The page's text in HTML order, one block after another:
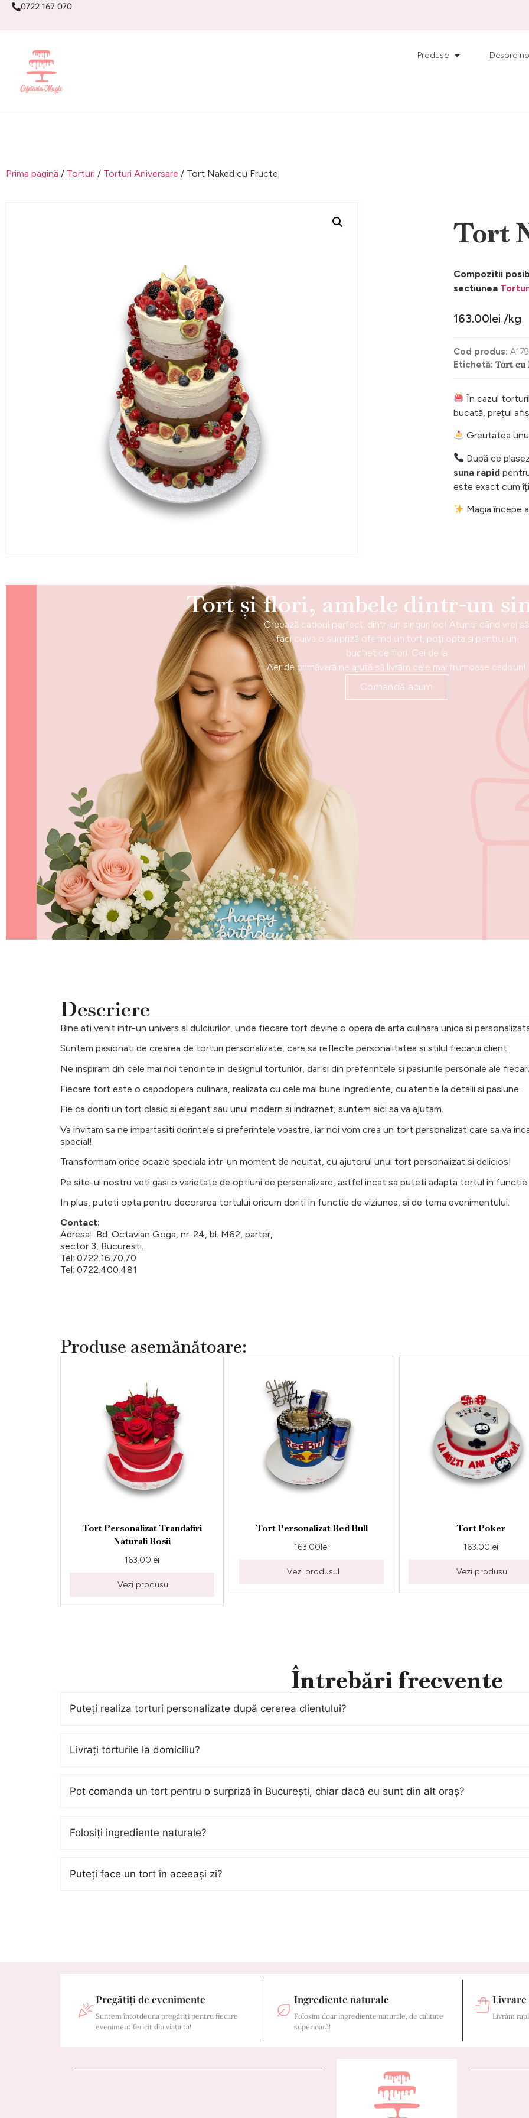
0722 167 070
Produse Despre
Prima pagină / Torturi / Torturi Aniversare / Tort Naked cu Fructe
Tort
Compozitii
sectiunea
163.00lei /kg
Cod produs:A179
Etichetă: Tort cu
În cazul
bucată, prețul
Greutatea
După ce
suna rapid
este exact cum
Magia începe
Tort și flori, ambele dintr-un
Creează cadoul perfect, dintr-un singur loc! Atunci când vrei să
faci cuiva o surpriză oferind un tort, poți opta și pentru un
buchet de flori. Cei de la
Aer de primăvară ne ajută să livrăm cele mai frumoase cadouri!
Comandă acum
Descriere
Bine ati venit intr-un univers al dulciurilor, unde fiecare tort devine o opera de arta culinara unica si
Suntem pasionati de crearea de torturi personalizate, care sa reflecte personalitatea si stilul fiecarui client.
Ne inspiram din cele mai noi tendinte in designul torturilor, dar si din preferintele si pasiunile personale ale
Fiecare tort este o capodopera culinara, realizata cu cele mai bune ingrediente, cu atentie la detalii si pasiune.
Fie ca doriti un tort clasic si elegant sau unul modern si indraznet, suntem aici sa va ajutam.
Va invitam sa ne impartasiti dorintele si preferintele voastre, iar noi vom crea un tort personalizat care sa va
special!
Transformam orice ocazie speciala intr-un moment de neuitat, cu ajutorul unui tort personalizat si delicios!
Pe site-ul nostru veti gasi o varietate de optiuni de personalizare, astfel incat sa puteti adapta tortul in
In plus, puteti opta pentru decorarea tortului oricum doriti in functie de viziunea, si de tema evenimentului.
Contact:
Adresa: Bd. Octavian Goga, nr. 24, bl. M62, parter,
sector 3, Bucuresti.
Tel: 0722.16.70.70
Tel: 0722.400.481
Produse asemănătoare:
Tort Personalizat Trandafiri
Naturali Rosii
163.00lei
Vezi produsul
Tort Personalizat Red Bull
163.00lei
Vezi produsul
Tort Poker
163.00lei
Vezi produsul
Întrebări frecvente
Puteți realiza torturi personalizate după cererea clientului?
Livrați torturile la domiciliu?
Pot comanda un tort pentru o surpriză în București, chiar dacă eu sunt din alt oraș?
Folosiți ingrediente naturale?
Puteți face un tort în aceeași zi?
Pregătiți de evenimente
Suntem întotdeuna pregătiți pentru fiecare
eveniment fericit din viața ta!
Ingrediente naturale
Folosim doar ingrediente naturale, de calitate
superioară!
Livrare
Livrăm